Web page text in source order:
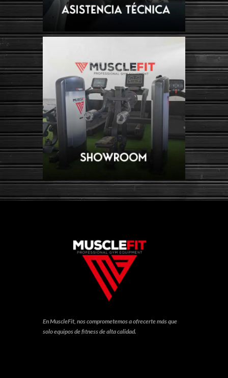
En MuscleFit, nos comprometemos a ofrecerte más que
solo equipos de fitness de alta calidad.